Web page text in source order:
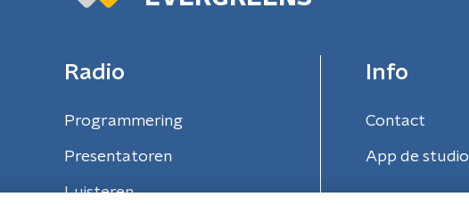
Radio
Programmering
Presentatoren
Luisteren
Info
Contact
App de studio